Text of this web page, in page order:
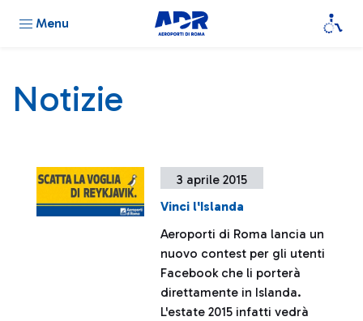
Menu
Notizie
3 aprile 2015
Vinci l'Islanda
Aeroporti di Roma lancia un
nuovo contest per gli utenti
Facebook che li porterà
direttamente in Islanda.
L'estate 2015 infatti vedrà